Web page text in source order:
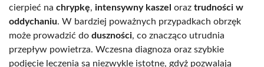
cierpieć na chrypkę, intensywny kaszel oraz trudności w
oddychaniu. W bardziej poważnych przypadkach obrzęk
może prowadzić do duszności, co znacząco utrudnia
przepływ powietrza. Wczesna diagnoza oraz szybkie
podjęcie leczenia są niezwykle istotne, gdyż pozwalają